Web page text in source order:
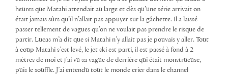
heures que Matahi attendait au large et dès qu’une série arrivait on
était jamais sûrs qu’il n’allait pas appuyer sur la gâchette. Il a laissé
passer tellement de vagues qu’on ne voulait pas prendre le risque de
partir. Lucas m’a dit que si Matahi n’y allait pas je pouvais y aller. Tout
à coup Matahi s’est levé, le jet ski est parti, il est passé à fond à 2
mètres de moi et j’ai vu sa vague de derrière qui était monstrueuse,
puis le souffle. J’ai entendu tout le monde crier dans le channel